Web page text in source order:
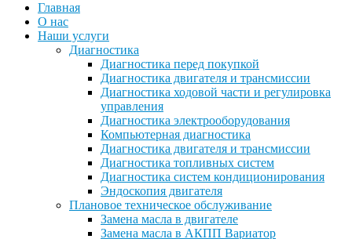
Главная
О нас
Наши услуги
Диагностика
Диагностика перед покупкой
Диагностика двигателя и трансмиссии
Диагностика ходовой части и регулировка
управления
Диагностика электрооборудования
Компьютерная диагностика
Диагностика двигателя и трансмиссии
Диагностика топливных систем
Диагностика систем кондиционирования
Эндоскопия двигателя
Плановое техническое обслуживание
Замена масла в двигателе
Замена масла в АКПП Вариатор